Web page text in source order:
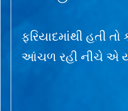
ફરિયાદમાંથી હતી તો
આંચળ રહી નીચે એ